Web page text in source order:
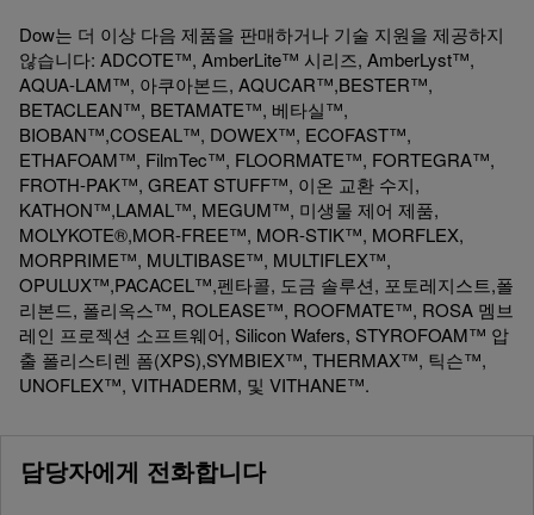
Dow는 더 이상 다음 제품을 판매하거나 기술 지원을 제공하지
않습니다: ADCOTE™, AmberLite™ 시리즈, AmberLyst™,
AQUA-LAM™, 아쿠아본드, AQUCAR™,BESTER™,
BETACLEAN™, BETAMATE™, 베타실™,
BIOBAN™,COSEAL™, DOWEX™, ECOFAST™,
ETHAFOAM™, FilmTec™, FLOORMATE™, FORTEGRA™,
FROTH-PAK™, GREAT STUFF™, 이온 교환 수지,
KATHON™,LAMAL™, MEGUM™, 미생물 제어 제품,
MOLYKOTE®,MOR-FREE™, MOR-STIK™, MORFLEX,
MORPRIME™, MULTIBASE™, MULTIFLEX™,
OPULUX™,PACACEL™,펜타콜, 도금 솔루션, 포토레지스트,폴
리본드, 폴리옥스™, ROLEASE™, ROOFMATE™, ROSA 멤브
레인 프로젝션 소프트웨어, Silicon Wafers, STYROFOAM™ 압
출 폴리스티렌 폼(XPS),SYMBIEX™, THERMAX™, 틱슨™,
UNOFLEX™, VITHADERM, 및 VITHANE™.
담당자에게 전화합니다